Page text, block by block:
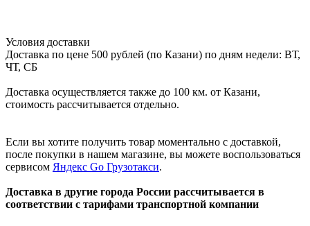
Условия доставки
Доставка по цене 500 рублей (по Казани) по дням недели: ВТ,
ЧТ, СБ
Доставка осуществляется также до 100 км. от Казани,
стоимость рассчитывается отдельно.
Если вы хотите получить товар моментально с доставкой,
после покупки в нашем магазине, вы можете воспользоваться
сервисом Яндекс Go Грузотакси.
Доставка в другие города России рассчитывается в
соответствии с тарифами транспортной компании